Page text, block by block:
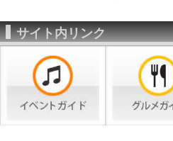
サイト内リンク